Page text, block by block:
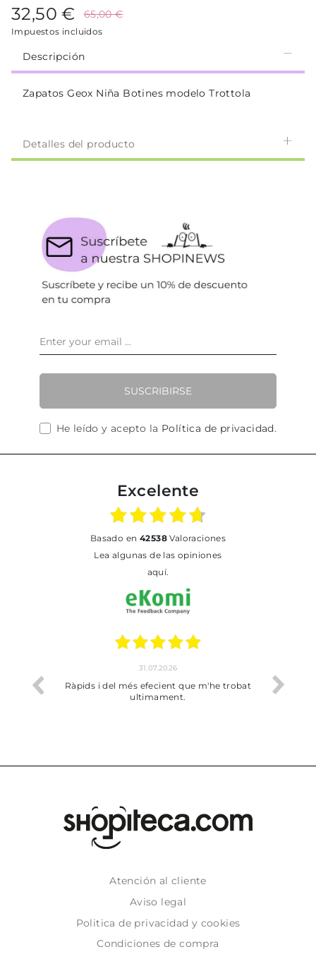
32,50 € 65,00 €
Impuestos incluidos
Descripción
Zapatos Geox Niña Botines modelo Trottola
Detalles del producto
SUSCRIBIRSE
He leído y acepto la Política de privacidad.
Excelente
basado en 42538Valoraciones
Lea algunas de las opiniones
aquí.
efecient que m'he trobat
ultimament.
Bien pero soy de Vilafranca y no
dejado recoger en tienda
Atención al cliente
Aviso legal
Politica de privacidad y cookies
Condiciones de compra